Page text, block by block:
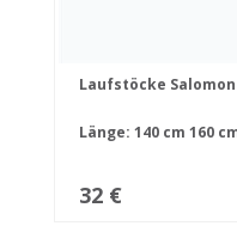
Laufstöcke Salomon
Länge: 140 cm 160
32 €